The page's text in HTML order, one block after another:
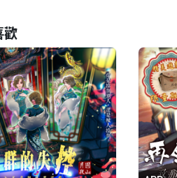
30 19:40:48 ★★★★★
25 15:41:54 ★★★★★
歡